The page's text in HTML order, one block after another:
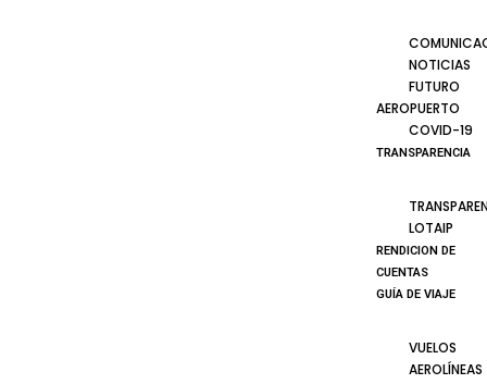
NOTICIAS
FUTURO
AEROPUERTO
COVID-19
TRANSPARENCIA
LOTAIP
RENDICION DE
CUENTAS
GUÍA DE VIAJE
VUELOS
AEROLÍNEAS